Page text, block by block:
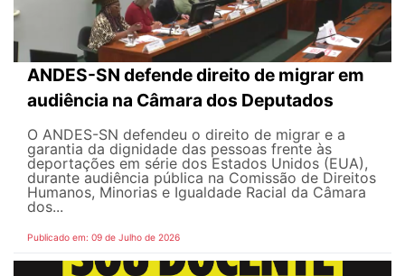
ANDES-SN defende direito de migrar em
audiência na Câmara dos Deputados
O ANDES-SN defendeu o direito de migrar e a
garantia da dignidade das pessoas frente às
deportações em série dos Estados Unidos (EUA),
durante audiência pública na Comissão de Direitos
Humanos, Minorias e Igualdade Racial da Câmara
dos...
Publicado em: 09 de Julho de 2026